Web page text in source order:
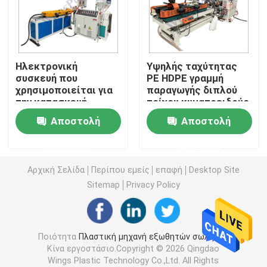
Μηχανή εξωθητών σωλήνων PVC
Γραμμή παραγωγής σωλήνων PPR
Μηχανή εξωθητών σωλήνων PE
Μηχανή εξώθησης ζωνών της PET
Γραμμή παραγωγής λουριών PP
Πλαστική μηχανή εξωθητών φύλλων
Ηλεκτρονική
συσκευή που
χρησιμοποιείται για
την κατασκευή
καλωδίων
Αποστολή
Υψηλής ταχύτητας
PE HDPE γραμμή
παραγωγής διπλού
τοίχου κυματοειδούς
σωλήνα extruder
μηχανή Αποστολή
Αρχική Σελίδα Περίπου εμείς επαφή
Desktop Site
Sitemap
Privacy Policy
Ποιότητα Πλαστική μηχανή εξωθητών σωλήνων
Κίνα εργοστάσιο.Copyright © 2026 Qingdao
Wings Plastic Technology Co.,Ltd. All Rights